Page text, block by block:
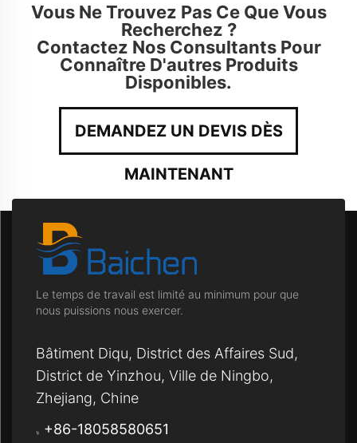
Vous Ne Trouvez Pas Ce Que Vous
Recherchez ?
Contactez Nos Consultants Pour
Connaître D'autres Produits
Disponibles.
DEMANDEZ UN DEVIS DÈS
MAINTENANT
Le temps de travail est limité au minimum pour que
nous puissions nous exercer.
Bâtiment Diqu, District des Affaires Sud,
District de Yinzhou, Ville de Ningbo,
Zhejiang, Chine
+86-18058580651